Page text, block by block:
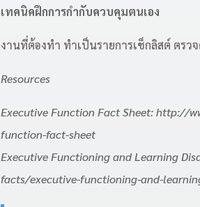
เทคนิคฝึกการกำกับควบคุมตนเอง
งานที่ต้องทำ ทำเป็นรายการเช็กลิสต์ ตรว
Resources
Executive Function Fact Sheet: http://
function-fact-sheet
Executive Functioning and Learning
facts/executive-functioning-and-